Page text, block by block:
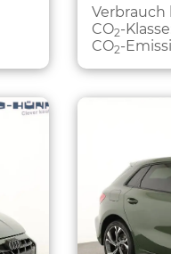
CO2-
CO2-